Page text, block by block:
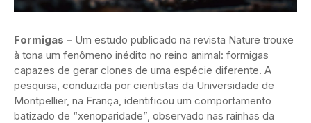
Formigas – Um estudo publicado na revista Nature trouxe
à tona um fenômeno inédito no reino animal: formigas
capazes de gerar clones de uma espécie diferente. A
pesquisa, conduzida por cientistas da Universidade de
Montpellier, na França, identificou um comportamento
batizado de “xenoparidade”, observado nas rainhas da